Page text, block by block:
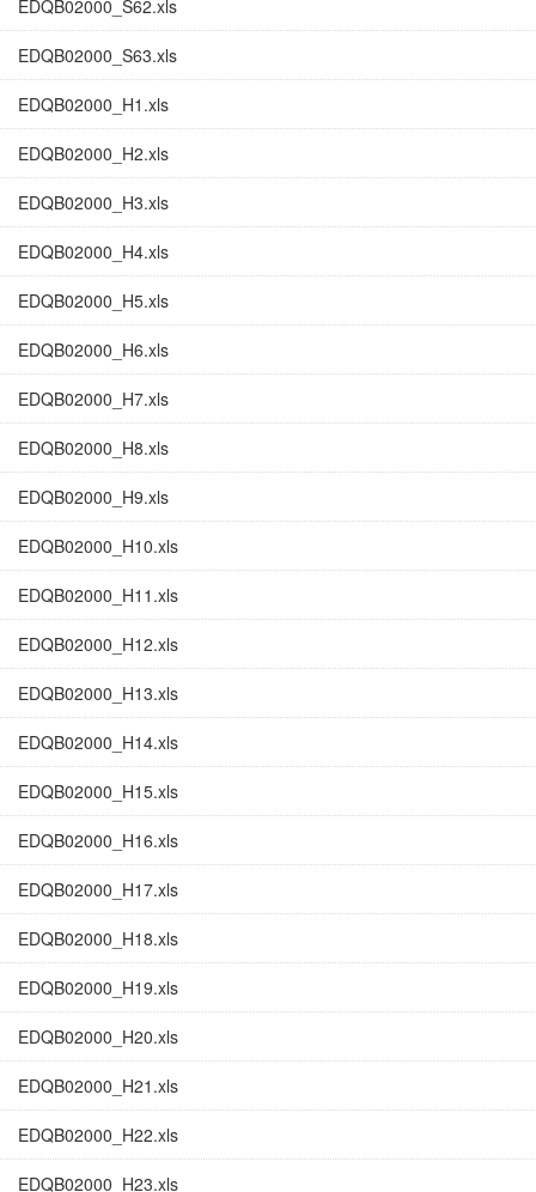
EDQB02000_S62.xls
EDQB02000_S63.xls
EDQB02000_H1.xls
EDQB02000_H2.xls
EDQB02000_H3.xls
EDQB02000_H4.xls
EDQB02000_H5.xls
EDQB02000_H6.xls
EDQB02000_H7.xls
EDQB02000_H8.xls
EDQB02000_H9.xls
EDQB02000_H10.xls
EDQB02000_H11.xls
EDQB02000_H12.xls
EDQB02000_H13.xls
EDQB02000_H14.xls
EDQB02000_H15.xls
EDQB02000_H16.xls
EDQB02000_H17.xls
EDQB02000_H18.xls
EDQB02000_H19.xls
EDQB02000_H20.xls
EDQB02000_H21.xls
EDQB02000_H22.xls
EDQB02000_H23.xls